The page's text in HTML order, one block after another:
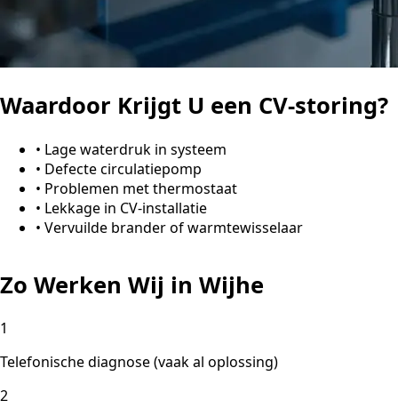
Waardoor Krijgt U een CV-storing?
• Lage waterdruk in systeem
• Defecte circulatiepomp
• Problemen met thermostaat
• Lekkage in CV-installatie
• Vervuilde brander of warmtewisselaar
Zo Werken Wij in Wijhe
1
Telefonische diagnose (vaak al oplossing)
2